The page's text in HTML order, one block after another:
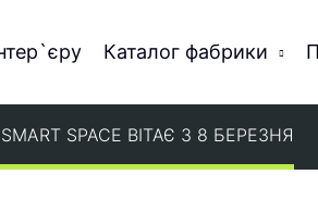
Каталог фабрики
SPACE ВІТАЄ З 8 БЕРЕЗНЯ